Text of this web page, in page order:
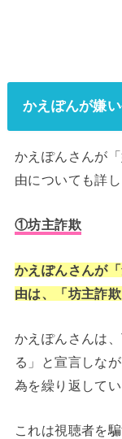
かえぽんが嫌
かえぽんさんが
由についても詳
①坊主詐欺
かえぽんさんが
由は、「坊主詐
かえぽんさんは
る」と宣言しな
為を繰り返してい
これは視聴者を